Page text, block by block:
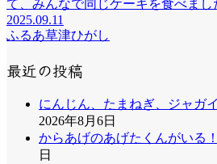
て、みんなで同じケーキを食べま
2025.09.11
ふるあ草津ひがし
最近の投稿
にんじん、たまねぎ、ジャガ
2026年8月6日
からあげのあげたくんがいる！
日